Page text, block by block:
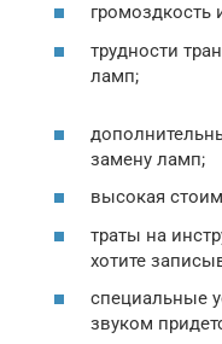
громоздкость
трудности
ламп;
замену ламп;
высокая
траты на
хотите
специальные
звуком